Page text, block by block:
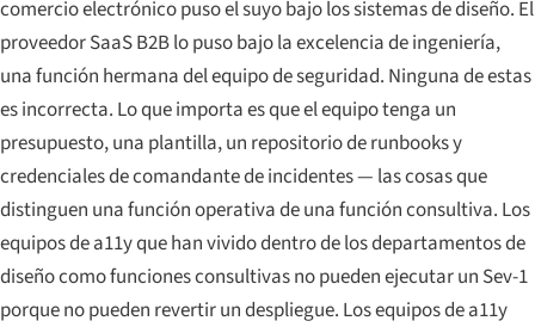
comercio electrónico puso el suyo bajo los sistemas de diseño. El
proveedor SaaS B2B lo puso bajo la excelencia de ingeniería,
una función hermana del equipo de seguridad. Ninguna de estas
es incorrecta. Lo que importa es que el equipo tenga un
presupuesto, una plantilla, un repositorio de runbooks y
credenciales de comandante de incidentes — las cosas que
distinguen una función operativa de una función consultiva. Los
equipos de a11y que han vivido dentro de los departamentos de
diseño como funciones consultivas no pueden ejecutar un Sev-1
porque no pueden revertir un despliegue. Los equipos de a11y